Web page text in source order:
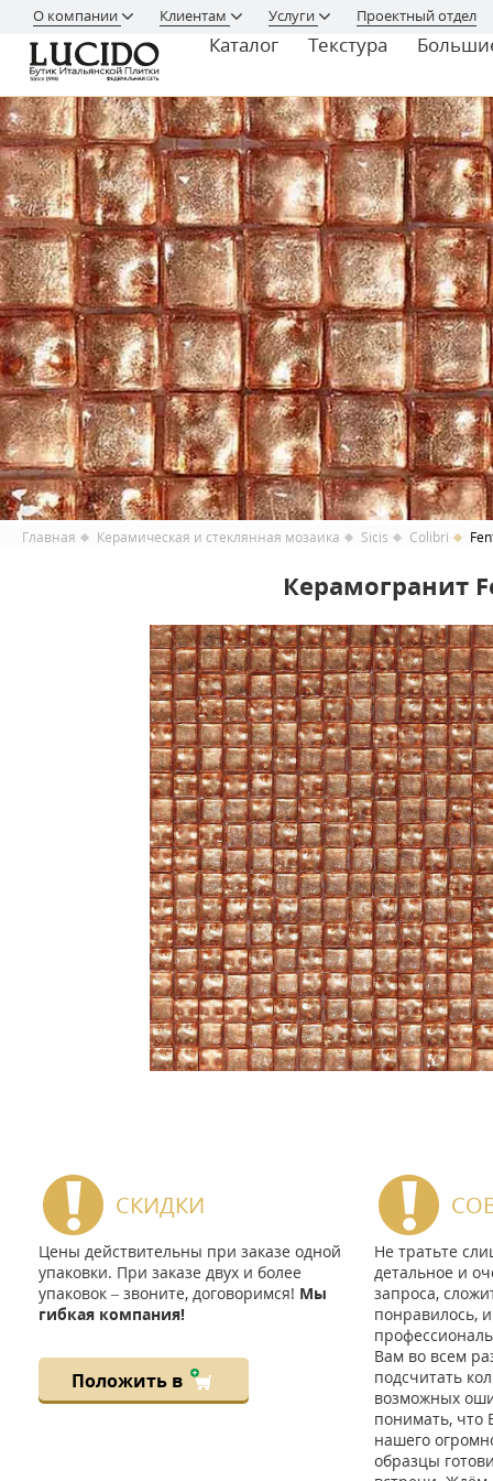
О компании Клиентам Услуги Проектный отдел
Каталог Текстура
Главная Керамическая и стеклянная мозаика Sicis Colibri
Керамогранит
СКИДКИ
Цены действительны при заказе одной
упаковки. При заказе двух и более
упаковок – звоните, договоримся! Мы
гибкая компания!
Положить в
Не тратьте
детальное и
запроса,
понравилось,
Вам во всем
подсчитать
возможных
понимать, что
нашего
образцы